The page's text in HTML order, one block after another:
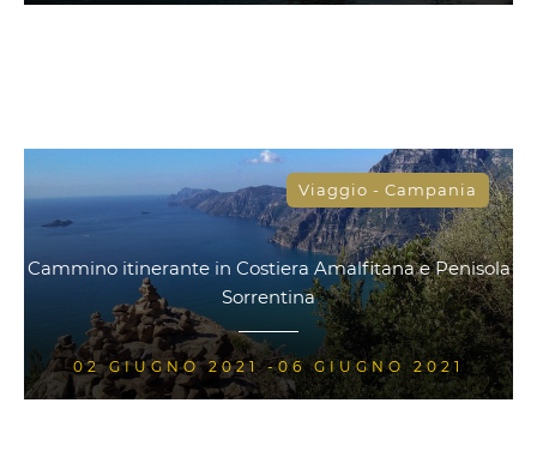
Viaggio - Campania
Cammino itinerante in Costiera Amalfitana e Penisola
Sorrentina
02 GIUGNO 2021 -06 GIUGNO 2021